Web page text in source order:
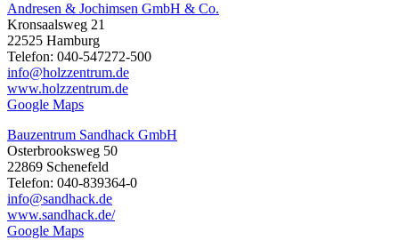
Andresen & Jochimsen GmbH & Co.
Kronsaalsweg 21
22525 Hamburg
Telefon: 040-547272-500
info@holzzentrum.de
www.holzzentrum.de
Google Maps
Bauzentrum Sandhack GmbH
Osterbrooksweg 50
22869 Schenefeld
Telefon: 040-839364-0
info@sandhack.de
www.sandhack.de/
Google Maps